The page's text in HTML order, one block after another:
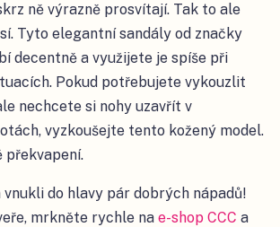
ně výrazně prosvítají. Tak to ale
Tyto elegantní sandály od značky
decentně a využijete je spíše při
Pokud potřebujete vykouzlit
nechcete si nohy uzavřít v
vyzkoušejte tento kožený model.
překvapení.
do hlavy pár dobrých nápadů!
mrkněte rychle na e-shop CCC a